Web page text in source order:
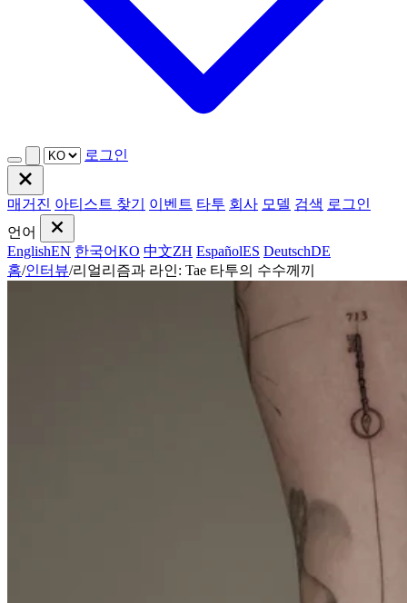
로그인
매거진 아티스트 찾기 이벤트 타투 회사 모델 검색 로그인
언어
EnglishEN 한국어KO 中文ZH EspañolES DeutschDE
홈/인터뷰/리얼리즘과 라인: Tae 타투의 수수께끼